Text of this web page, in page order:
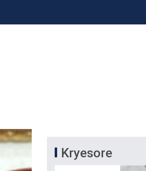
Kryesore